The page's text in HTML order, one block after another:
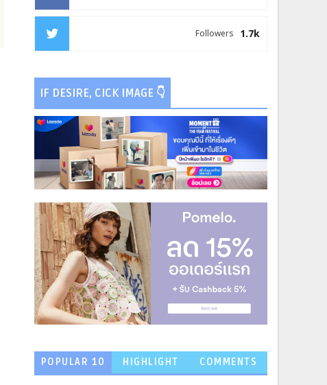
1.7k
Followers
IF DESIRE, CICK IMAGE 👇
POPULAR 10
HIGHLIGHT
COMMENTS